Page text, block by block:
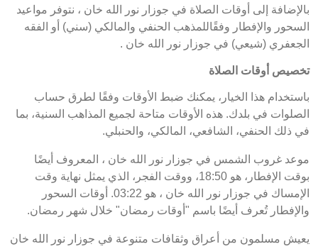
بالإضافة إلى أوقات الصلاة في جوزار نور الله خان ، نتوفر مواعيد
السحور والإفطار وفقًاللمذهب الحنفي والمالكي (سني) أو الفقه
الجعفري (شيعي) في جوزار نور الله خان .
تخصيص أوقات الصلاة
باستخدام هذا الخيار، يمكنك ضبط الأوقات وفقًا لطرق حساب
الصلوات في بلدك. هذه الأوقات متاحة لجميع المذاهب السنية، بما
في ذلك الحنفي، الشافعي، المالكي، والحنبلي.
موعد غروب الشمس في جوزار نور الله خان ، المعروف أيضًا
بوقت الإفطار، هو 18:50، ووقت الفجر، الذي يمثل نهاية وقت
الإمساك في جوزار نور الله خان ، هو 03:22. أوقات السحور
والإفطار تُعرف أيضًا باسم "أوقات رمضان" خلال شهر رمضان.
يعيش مسلمون من أعراق وثقافات متنوعة في جوزار نور الله خان